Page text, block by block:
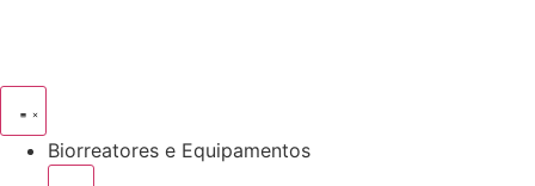
Biorreatores e Equipamentos